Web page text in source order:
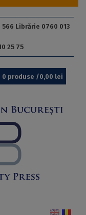
Librărie 0760 013
25 75
0 produse /0,00 lei